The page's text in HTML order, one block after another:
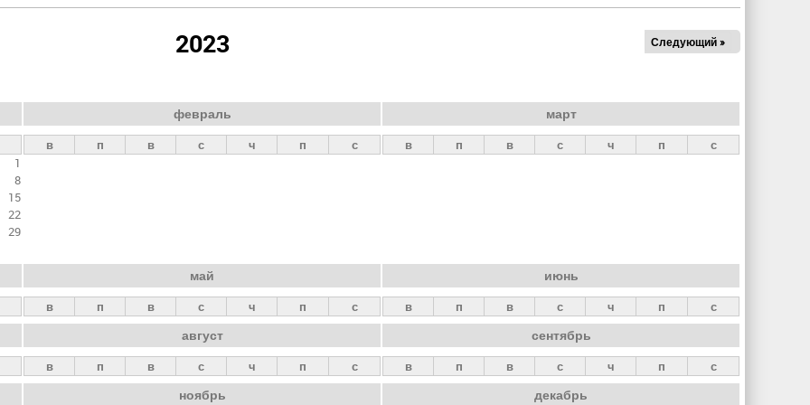
2023 Следующий »
1
8
15
22
29
февраль
в п в с ч п с
март
в п в с ч п с
май
в п в с ч п с
июнь
в п в с ч п с
август
в п в с ч п с
сентябрь
в п в с ч п с
ноябрь декабрь